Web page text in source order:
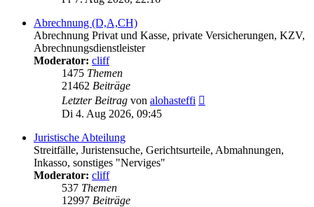
Abrechnung (D,A,CH)
Abrechnung Privat und Kasse, private Versicherungen, KZV,
Abrechnungsdienstleister
Moderator: cliff
1475 Themen
21462 Beiträge
Letzter Beitrag von alohasteffi
Di 4. Aug 2026, 09:45
Juristische Abteilung
Streitfälle, Juristensuche, Gerichtsurteile, Abmahnungen,
Inkasso, sonstiges "Nerviges"
Moderator: cliff
537 Themen
12997 Beiträge